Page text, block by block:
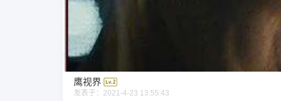
鹰视界
发表于： 2021-4-23 13:55:43